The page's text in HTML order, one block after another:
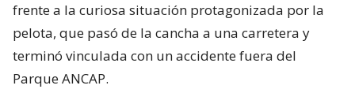
frente a la curiosa situación protagonizada por la
pelota, que pasó de la cancha a una carretera y
terminó vinculada con un accidente fuera del
Parque ANCAP.